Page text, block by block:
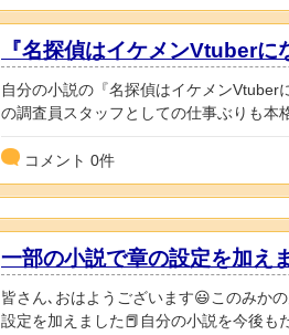
『名探偵はイケメンVtuberに
自分の小説の『名探偵はイケメンVtuber
の調査員スタッフとしての仕事ぶりも本
コメント 0件
一部の小説で章の設定を加え
皆さん､おはようございます😃このみか
設定を加えました📕自分の小説を今後も